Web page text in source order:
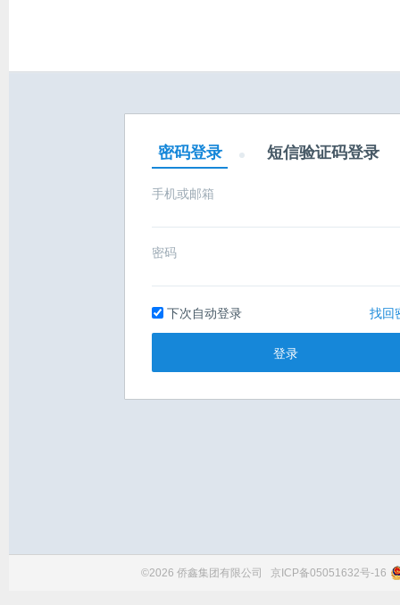
密码登录 短信验证码登录
手机或邮箱
密码
下次自动登录 找回
登录
©2026 侨鑫集团有限公司 京ICP备05051632号-16